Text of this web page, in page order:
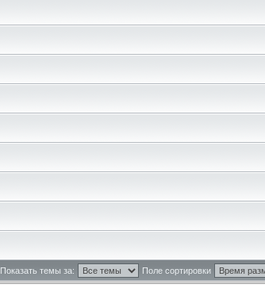
Показать темы за: Поле сортировки